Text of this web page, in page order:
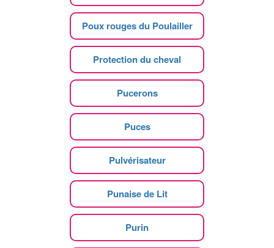
Poux rouges du Poulailler
Protection du cheval
Pucerons
Puces
Pulvérisateur
Punaise de Lit
Purin